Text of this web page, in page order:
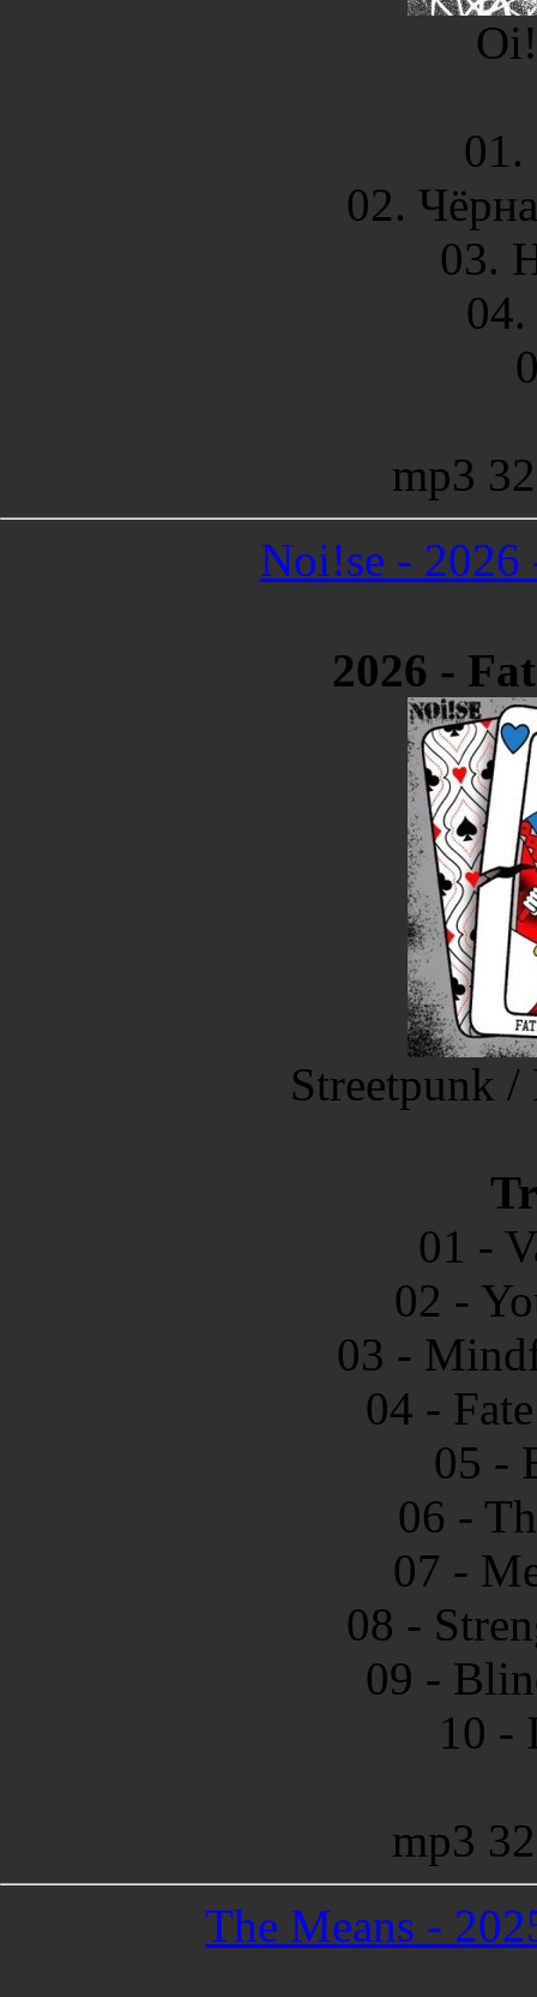
02.
03.
mp3
Noi!se - 2026
2026 -
Streetpunk
01 -
02 -
03 -
04 -
05 -
06 -
07 -
08 -
09 -
10 -
mp3
The Means -